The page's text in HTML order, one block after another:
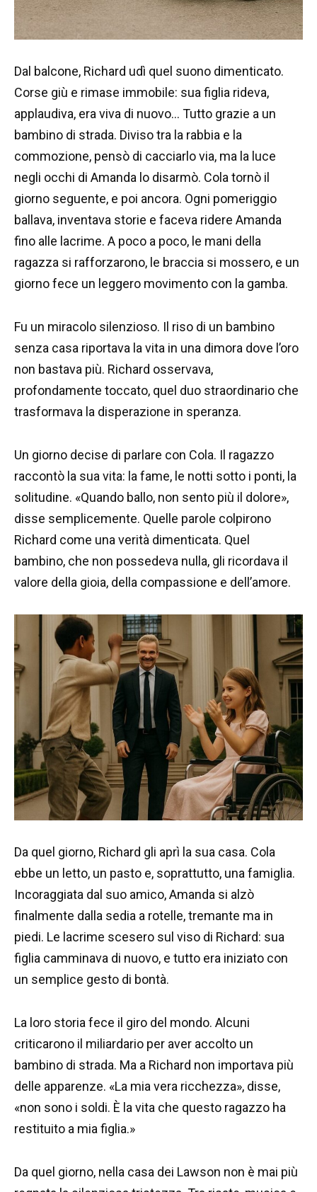
Dal balcone, Richard udì quel suono dimenticato.
Corse giù e rimase immobile: sua figlia rideva,
applaudiva, era viva di nuovo… Tutto grazie a un
bambino di strada. Diviso tra la rabbia e la
commozione, pensò di cacciarlo via, ma la luce
negli occhi di Amanda lo disarmò. Cola tornò il
giorno seguente, e poi ancora. Ogni pomeriggio
ballava, inventava storie e faceva ridere Amanda
fino alle lacrime. A poco a poco, le mani della
ragazza si rafforzarono, le braccia si mossero, e un
giorno fece un leggero movimento con la gamba.
Fu un miracolo silenzioso. Il riso di un bambino
senza casa riportava la vita in una dimora dove l’oro
non bastava più. Richard osservava,
profondamente toccato, quel duo straordinario che
trasformava la disperazione in speranza.
Un giorno decise di parlare con Cola. Il ragazzo
raccontò la sua vita: la fame, le notti sotto i ponti, la
solitudine. «Quando ballo, non sento più il dolore»,
disse semplicemente. Quelle parole colpirono
Richard come una verità dimenticata. Quel
bambino, che non possedeva nulla, gli ricordava il
valore della gioia, della compassione e dell’amore.
Da quel giorno, Richard gli aprì la sua casa. Cola
ebbe un letto, un pasto e, soprattutto, una famiglia.
Incoraggiata dal suo amico, Amanda si alzò
finalmente dalla sedia a rotelle, tremante ma in
piedi. Le lacrime scesero sul viso di Richard: sua
figlia camminava di nuovo, e tutto era iniziato con
un semplice gesto di bontà.
La loro storia fece il giro del mondo. Alcuni
criticarono il miliardario per aver accolto un
bambino di strada. Ma a Richard non importava più
delle apparenze. «La mia vera ricchezza», disse,
«non sono i soldi. È la vita che questo ragazzo ha
restituito a mia figlia.»
Da quel giorno, nella casa dei Lawson non è mai più